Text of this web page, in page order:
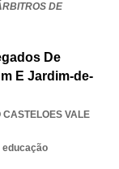
DE
De
E Jardim-de-
CASTELOES VALE